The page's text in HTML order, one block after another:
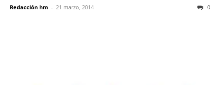
Redacción hm - 21 marzo, 2014 0